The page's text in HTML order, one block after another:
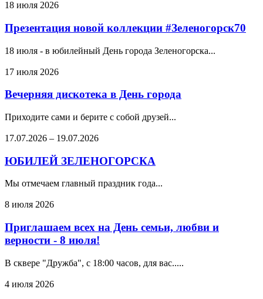
18 июля 2026
Презентация новой коллекции #Зеленогорск70
18 июля - в юбилейный День города Зеленогорска...
17 июля 2026
Вечерняя дискотека в День города
Приходите сами и берите с собой друзей...
17.07.2026 – 19.07.2026
ЮБИЛЕЙ ЗЕЛЕНОГОРСКА
Мы отмечаем главный праздник года...
8 июля 2026
Приглашаем всех на День семьи, любви и
верности - 8 июля!
В сквере "Дружба", с 18:00 часов, для вас.....
4 июля 2026